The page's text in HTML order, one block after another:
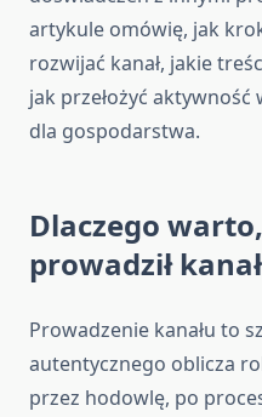
artykule omówię, jak
rozwijać kanał, jakie
jak przełożyć
dla gospodarstwa.
Dlaczego
prowadził
Prowadzenie kanału to
autentycznego oblicza
przez hodowlę, po